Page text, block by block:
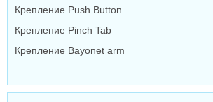
Крепление Push Button
Крепление Pinch Tab
Крепление Bayonet arm